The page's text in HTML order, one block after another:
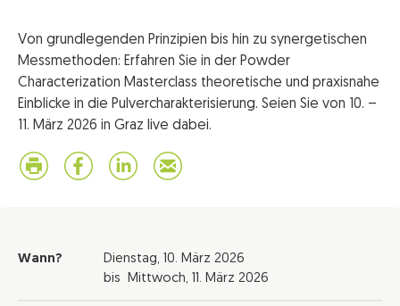
Von grundlegenden Prinzipien bis hin zu synergetischen
Messmethoden: Erfahren Sie in der Powder
Characterization Masterclass theoretische und praxisnahe
Einblicke in die Pulvercharakterisierung. Seien Sie von 10. –
11. März 2026 in Graz live dabei.
Wann? Dienstag, 10. März 2026
bis Mittwoch, 11. März 2026